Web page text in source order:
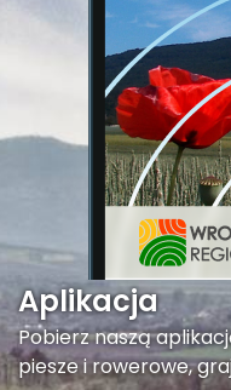
Aplikacja
Pobierz naszą
piesze i rowerowe,